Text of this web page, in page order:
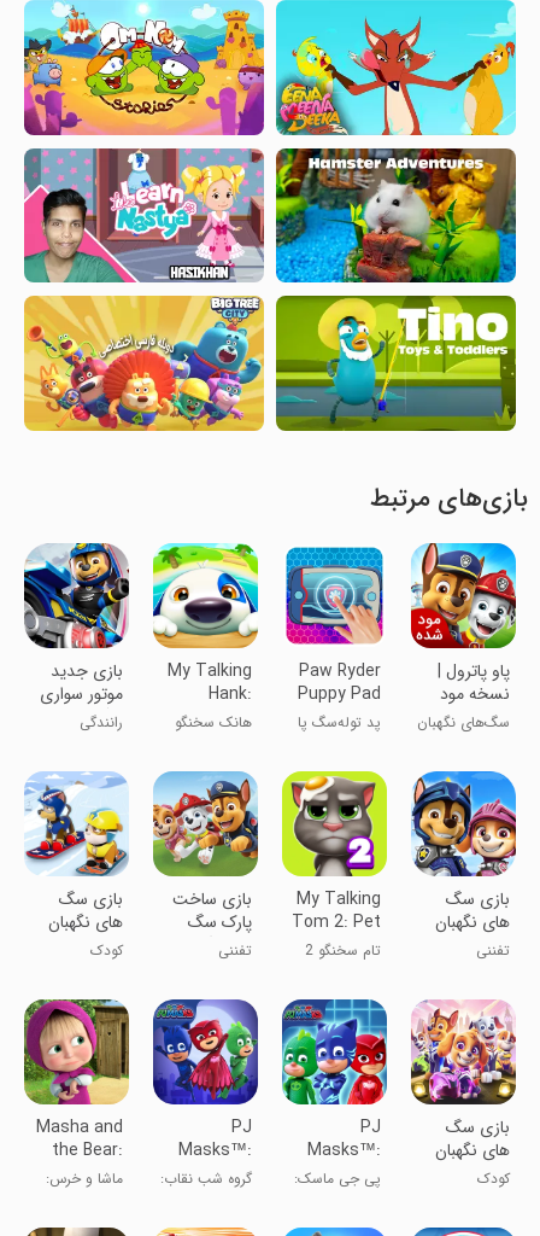
بازی‌های مرتبط
پاو پاترول |
نسخه مود
شده
سگ‌های نگهبان
Paw Ryder
Puppy Pad
پد توله‌سگ پا
My Talking
Hank:
Islands
هانک سخنگو
بازی جدید
موتور سواری
سگ های
نگهبان
رانندگی
‏بازی سگ
های نگهبان
تفننی
My Talking
Tom 2: Pet
Game
تام سخنگو 2
‏بازی ساخت
پارک سگ
های نگهبان
تفننی
‏بازی سگ
های نگهبان
در پیست
اسکی
کودک
بازی سگ
های نگهبان
کودک
PJ
Masks™:
Hero
Academy
پی جی ماسک:
PJ
Masks™:
Moonlight
Heroes
گروه شب نقاب:
Masha and
the Bear:
My Friends
ماشا و خرس: